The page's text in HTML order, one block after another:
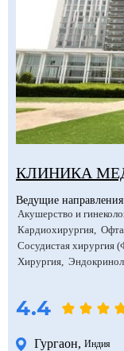
КЛИНИКА
Ведущие
Акушерство и
Кардиохирургия
Сосудистая хирургия
Хирургия
4.4
Гургаон, Индия